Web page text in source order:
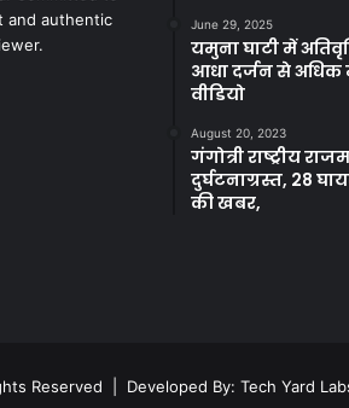
and authentic
June 29, 2025
यमुना घाटी में
आधा दर्जन से
वीडियो
August 20, 2023
गंगोत्री राष्ट्रीय
दुर्घटनाग्रस्त, 28
की खबर,
Reserved | Developed By: Tech Yard